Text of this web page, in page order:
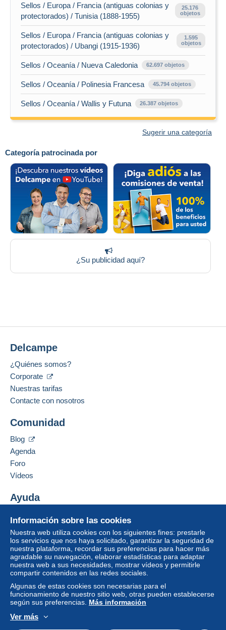
Categoría patrocinada por
¿Su publicidad aquí?
Sellos / Europa / Francia (antiguas colonias y
protectorados) / Tunisia (1888-1955)
25.176
objetos
Sellos / Europa / Francia (antiguas colonias y
protectorados) / Ubangi (1915-1936)
1.595
objetos
Sellos / Oceanía / Nueva Caledonia 62.697 objetos
Sellos / Oceanía / Polinesia Francesa 45.794 objetos
Sellos / Oceanía / Wallis y Futuna 26.387 objetos
Sugerir una categoría
Información sobre las cookies
Nuestra web utiliza cookies con los siguientes fines: prestarle
los servicios que nos haya solicitado, garantizar la seguridad de
nuestra plataforma, recordar sus preferencias para hacer más
agradable su navegación, elaborar estadísticas para adaptar
nuestra web a sus necesidades, mostrar vídeos y permitirle
compartir contenidos en las redes sociales.
Algunas de estas cookies son necesarias para el
funcionamiento de nuestro sitio web, otras pueden establecerse
según sus preferencias. Más información
Ver más
Delcampe
¿Quiénes somos?
Corporate
Nuestras tarifas
Contacte con nosotros
Comunidad
Blog
Agenda
Foro
Vídeos
Ayuda
Comprar en Delcampe
Vender en Delcampe
Una página securizada